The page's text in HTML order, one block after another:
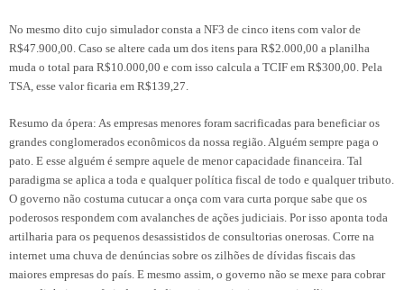
No mesmo dito cujo simulador consta a NF3 de cinco itens com valor de
R$47.900,00. Caso se altere cada um dos itens para R$2.000,00 a planilha
muda o total para R$10.000,00 e com isso calcula a TCIF em R$300,00. Pela
TSA, esse valor ficaria em R$139,27.
Resumo da ópera: As empresas menores foram sacrificadas para beneficiar os
grandes conglomerados econômicos da nossa região. Alguém sempre paga o
pato. E esse alguém é sempre aquele de menor capacidade financeira. Tal
paradigma se aplica a toda e qualquer política fiscal de todo e qualquer tributo.
O governo não costuma cutucar a onça com vara curta porque sabe que os
poderosos respondem com avalanches de ações judiciais. Por isso aponta toda
artilharia para os pequenos desassistidos de consultorias onerosas. Corre na
internet uma chuva de denúncias sobre os zilhões de dívidas fiscais das
maiores empresas do país. E mesmo assim, o governo não se mexe para cobrar